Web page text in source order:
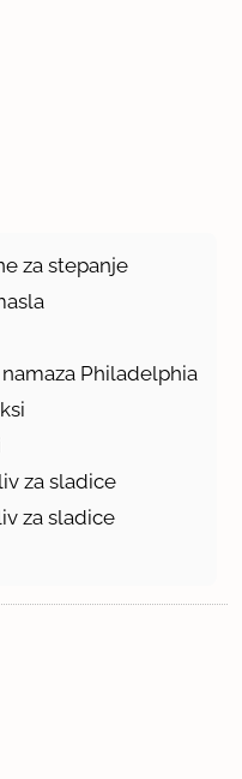
za stepanje
Philadelphia
za sladice
za sladice